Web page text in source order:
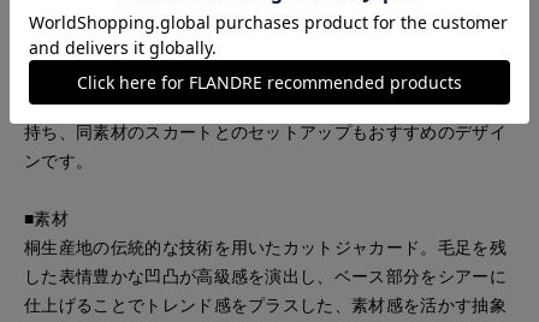
ブラウス。後ろ中心と袖口に施したグログランテープをアクセ
ントとして効かせ、詰まり気味の上品なネックラインと後ろあ
きのメタル釦をポイントに。程良いシアー素材でトレンド感を
取り入れつつ、コンパクトさの中に上品なリラックス感を併せ
持ち、同素材のスカートとのセットアップもおすすめのデザイ
ンです。
■素材
桐生産地の伝統的な技術を用いたカットジャカード。毛足を残
した表情豊かな凹凸が高級感を演出し、ベース部分をシアーに
仕上げることでトレンド感をプラスした、素材感を活かす抽象